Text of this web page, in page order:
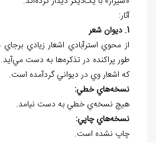
آثار:
1. ديوان شعر
از محوي استرآبادي اشعار زيادي
طور پراکنده در تذکره‌ها به دست
که اشعار وي در ديواني گردآمده است.
نسخههاي خطي:
هيچ نسخهي خطي به دست نيامد.
نسخههاي چاپي:
چاپ نشده است.